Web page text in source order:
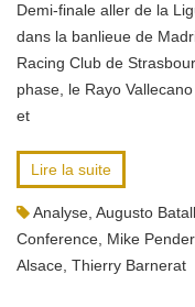
Demi-finale aller de la
dans la banlieue de
Racing Club de
phase, le Rayo
et
Lire la suite
Analyse Augusto
Conference Mike
Alsace Thierry Barnerat